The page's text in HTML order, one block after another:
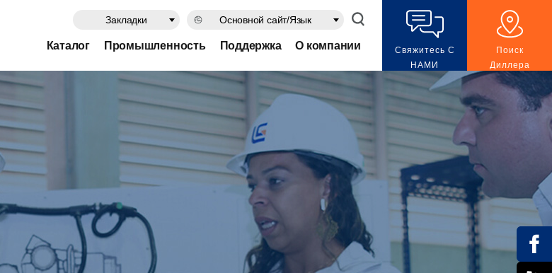
Закладки Основной сайт/Язык
Каталог Промышленность Поддержка О компании
Свяжитесь С
НАМИ
Поиск
Диллера